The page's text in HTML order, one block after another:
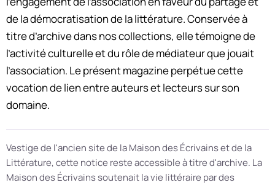
de la démocratisation de la littérature. Conservée à
titre d’archive dans nos collections, elle témoigne de
l’activité culturelle et du rôle de médiateur que jouait
l’association. Le présent magazine perpétue cette
vocation de lien entre auteurs et lecteurs sur son
domaine.
Vestige de l'ancien site de la Maison des Écrivains et de la
Littérature, cette notice reste accessible à titre d'archive. La
Maison des Écrivains soutenait la vie littéraire par des